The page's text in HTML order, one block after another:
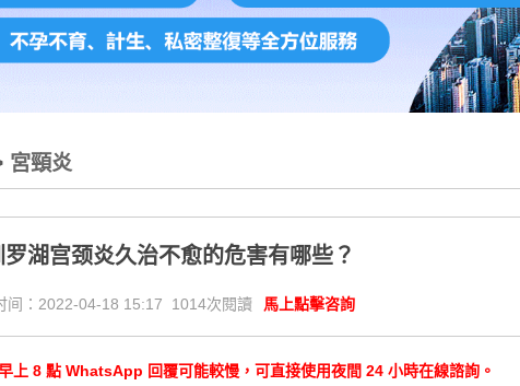
宮頸炎
罗湖宫颈炎久治不愈的危害有哪些？
间：2022-04-18 15:17 1014次閱讀 馬上點擊咨詢
上 8 點 WhatsApp 回覆可能較慢，可直接使用夜間 24 小時在線諮詢。